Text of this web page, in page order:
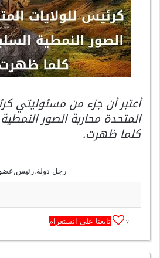
أعتبر أن جزء من مسئوليتي
المتحدة محاربة الصور
كلما ظهرت.
رجل دولة,رئيس,عضو
7 تابعنا على انستغرام